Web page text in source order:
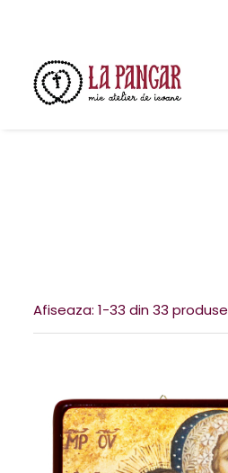
Afiseaza: 1-33 din33 produse